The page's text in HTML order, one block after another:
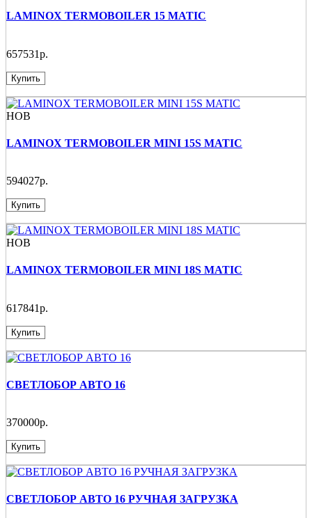
LAMINOX TERMOBOILER 15 MATIC
657531р.
Купить
НОВ
LAMINOX TERMOBOILER MINI 15S MATIC
594027р.
Купить
НОВ
LAMINOX TERMOBOILER MINI 18S MATIC
617841р.
Купить
СВЕТЛОБОР АВТО 16
370000р.
Купить
СВЕТЛОБОР АВТО 16 РУЧНАЯ ЗАГРУЗКА